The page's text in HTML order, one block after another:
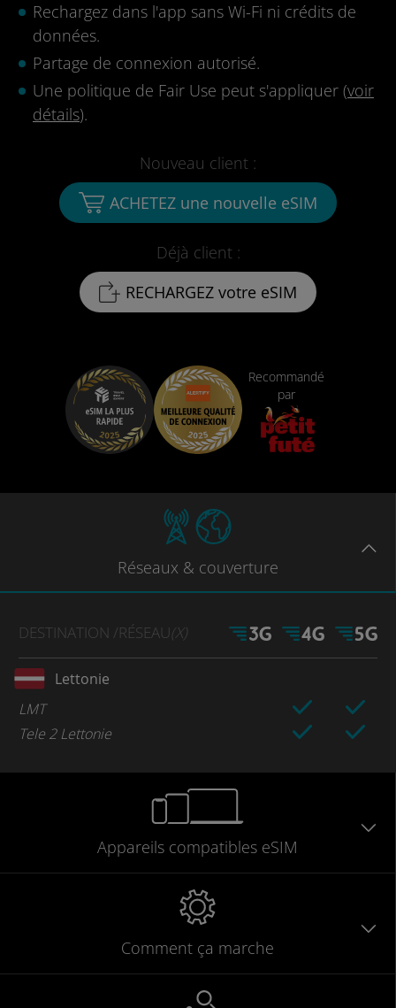
Rechargez dans l'app sans Wi-Fi ni crédits de
données.
Partage de connexion autorisé.
Une politique de Fair Use peut s'appliquer (voir
détails).
Déjà client :
RECHARGEZ votre eSIM
Nouveau client :
ACHETEZ une nouvelle eSIM
Recommandé
par
Réseaux & couverture
DESTINATION /RÉSEAU(X)
Lettonie
LMT
Tele 2 Lettonie
Appareils compatibles eSIM
Comment ça marche